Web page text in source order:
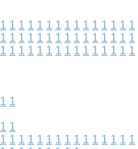
1 1 1 1 1 1 1 1 1 1 1 1 1 1 1
1 1 1 1 1 1 1 1 1 1 1 1 1 1 1
1 1 1 1 1 1 1 1 1 1 1 1 1 1 1
1 1
1 1
1 1 1 1 1 1 1 1 1 1 1 1 1 1 1